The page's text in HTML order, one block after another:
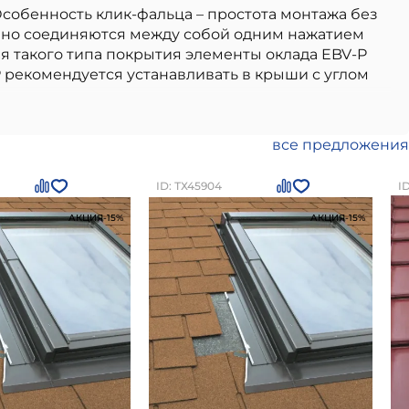
клик-фальца – простота монтажа без
соединяются между собой одним нажатием
типа покрытия элементы оклада EBV-P
устанавливать в крыши с углом
высокое качество от проверенного
легкость в использовании и монтаже.
19700рублей
Вы можете
все предложения
АКЦИЯ-15%
ID: ТХ45904
АКЦИЯ-15%